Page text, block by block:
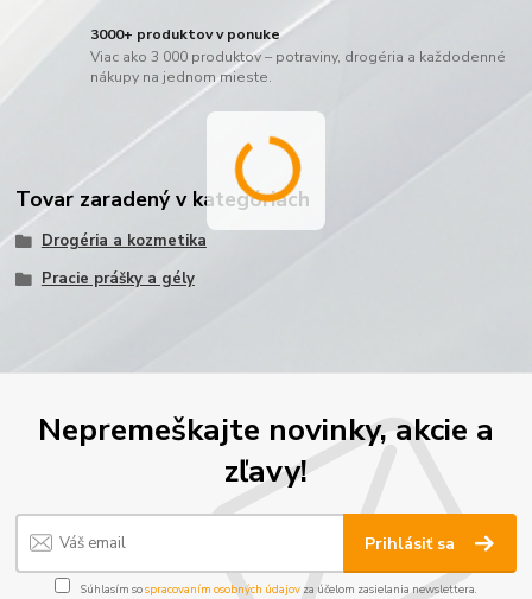
3000+ produktov v ponuke
Viac ako 3 000 produktov – potraviny, drogéria a každodenné
nákupy na jednom mieste.
Tovar zaradený v kategóriách
Drogéria a kozmetika
Pracie prášky a gély
Nepremeškajte novinky, akcie a
zľavy!
Prihlásiť sa
Súhlasím sospracovaním osobných údajov za účelom zasielania newslettera.